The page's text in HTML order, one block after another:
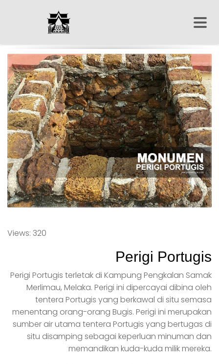
Views: 320
Perigi Portugis
Perigi Portugis terletak di Kampung Pengkalan Samak
Merlimau, Melaka. Perigi ini dipercayai dibina oleh
tentera Portugis yang berkawal di situ semasa
menentang orang-orang Bugis. Perigi ini merupakan
sumber air utama tentera Portugis yang bertugas di
situ disamping sebagai keperluan minuman dan
memandikan kuda-kuda milik mereka.